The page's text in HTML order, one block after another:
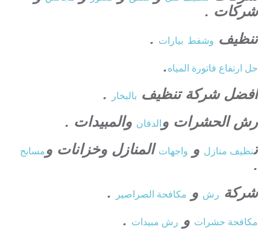
شركات .
تنظيف وشفط بيارات .
حل ارتفاع فاتورة المياه.
افضل شركة تنظيف بالبخار
.
رش الحشرات والدفان والمبيدات .
تنظيف منازل و واجهات المنازل وخزانات ومسابح
.
شركة رش و مكافحة الصراصير .
مكافحة حشرات و رش مبيدات .